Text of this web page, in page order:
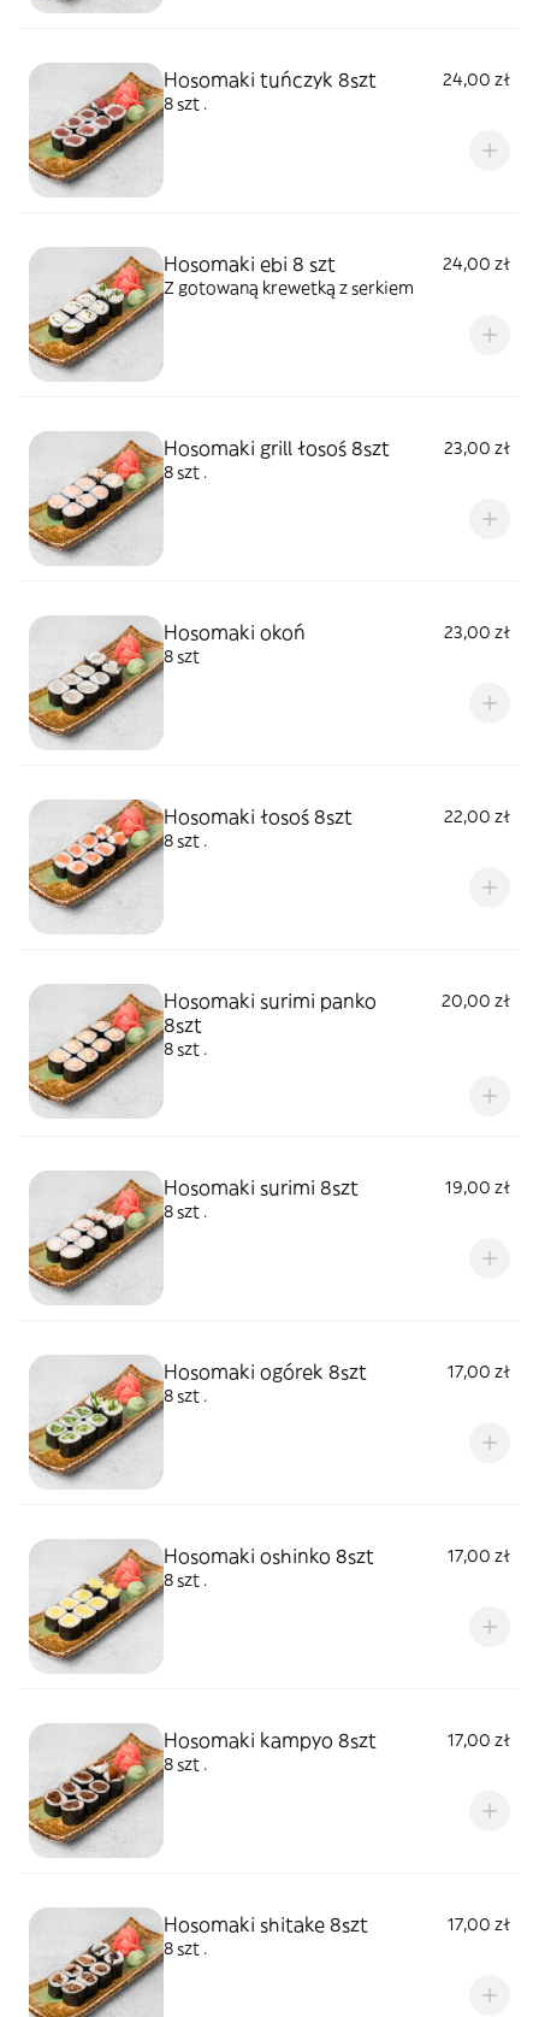
Hosomaki tuńczyk 8szt
24,00 zł
8 szt .
Hosomaki ebi 8 szt
24,00 zł
Z gotowaną krewetką z serkiem
Hosomaki grill łosoś 8szt
23,00 zł
8 szt .
Hosomaki okoń
23,00 zł
8 szt
Hosomaki łosoś 8szt
22,00 zł
8 szt .
Hosomaki surimi panko
8szt
20,00 zł
8 szt .
Hosomaki surimi 8szt
19,00 zł
8 szt .
Hosomaki ogórek 8szt
17,00 zł
8 szt .
Hosomaki oshinko 8szt
17,00 zł
8 szt .
Hosomaki kampyo 8szt
17,00 zł
8 szt .
Hosomaki shitake 8szt
17,00 zł
8 szt .